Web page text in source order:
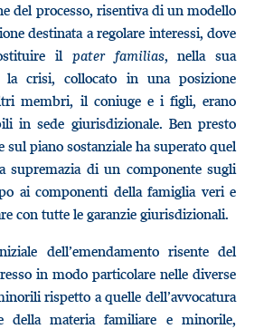
del processo, risentiva di un modello
destinata a regolare interessi, dove
il pater familias, nella sua
la crisi, collocato in una posizione
membri, il coniuge e i figli, erano
in sede giurisdizionale. Ben presto
sul piano sostanziale ha superato quel
supremazia di un componente sugli
ai componenti della famiglia veri e
con tutte le garanzie giurisdizionali.
dell’emendamento risente del
in modo particolare nelle diverse
rispetto a quelle dell’avvocatura
della materia familiare e minorile,